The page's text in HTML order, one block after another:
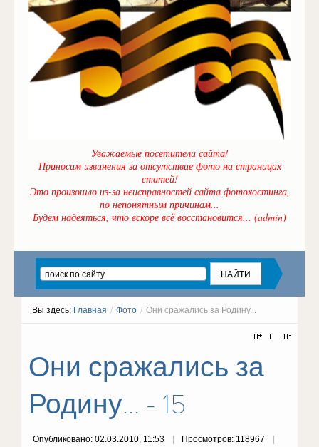
Уважаемые посетители сайта!
Приносим извинения за отсутствие фото на страницах
статей!
Это произошло из-за неисправностей сайта фотохостинга,
по непонятным причинам...
Будем надеяться, что вскоре всё восстановится... (admin)
Вы здесь: Главная / Фото / Они сражались за Родину...
Они сражались за
Родину... - 15
Опубликовано: 02.03.2010, 11:53 Просмотров: 118967